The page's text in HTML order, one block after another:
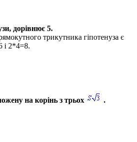
дорівнює 5.
трикутника гіпотенуза є
і 2*4=8.
на корінь з трьох
.